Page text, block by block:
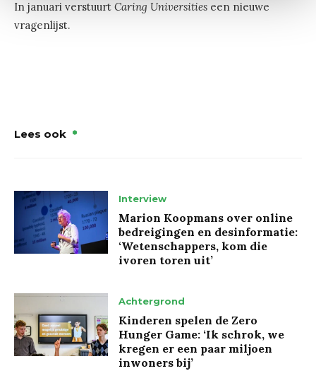
In januari verstuurt Caring Universities een nieuwe
vragenlijst.
Lees ook
Interview
Marion Koopmans over online
bedreigingen en desinformatie:
‘Wetenschappers, kom die
ivoren toren uit’
Achtergrond
Kinderen spelen de Zero
Hunger Game: ‘Ik schrok, we
kregen er een paar miljoen
inwoners bij’